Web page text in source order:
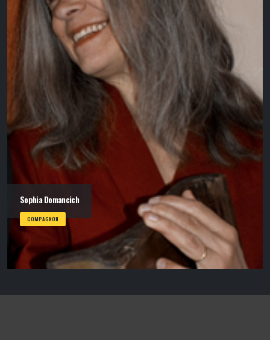
Sophia Domancich
COMPAGNON